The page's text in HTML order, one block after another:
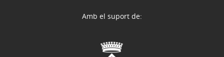
Amb el suport de: